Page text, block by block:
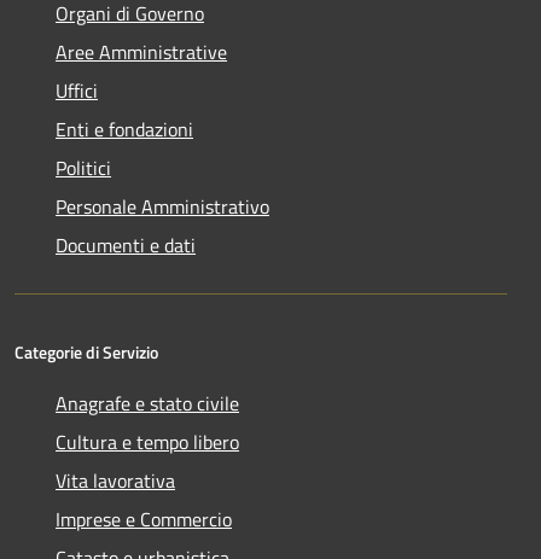
Organi di Governo
Aree Amministrative
Uffici
Enti e fondazioni
Politici
Personale Amministrativo
Documenti e dati
Categorie di Servizio
Anagrafe e stato civile
Cultura e tempo libero
Vita lavorativa
Imprese e Commercio